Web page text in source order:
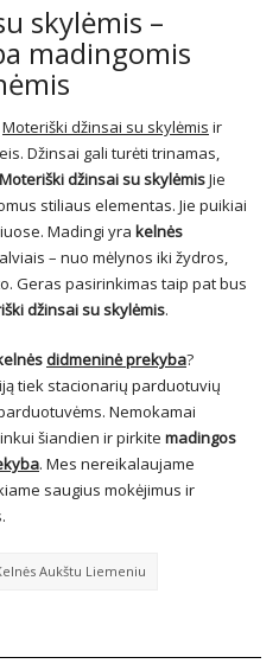
skylėmis –
madingomis
Moteriški džinsai su skylėmis ir
Džinsai gali turėti trinamas,
Moteriški džinsai su skylėmisJie
stiliaus elementas. Jie puikiai
Madingi yra kelnės
– nuo mėlynos iki žydros,
Geras pasirinkimas taip pat bus
džinsai su skylėmis.
didmeninė prekyba?
tiek stacionarių parduotuvių
Nemokamai
šiandien ir pirkite madingos
. Mes nereikalaujame
saugius mokėjimus ir
Aukštu Liemeniu